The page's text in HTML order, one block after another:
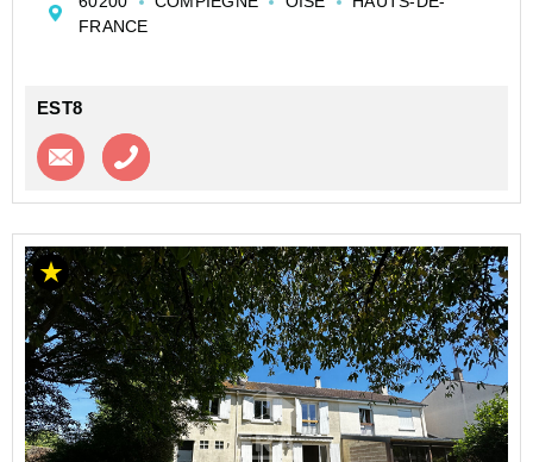
offre au rez de chaussée:
Une pièce de vie tra...
FRANCE
EST8
Contacter l'agence